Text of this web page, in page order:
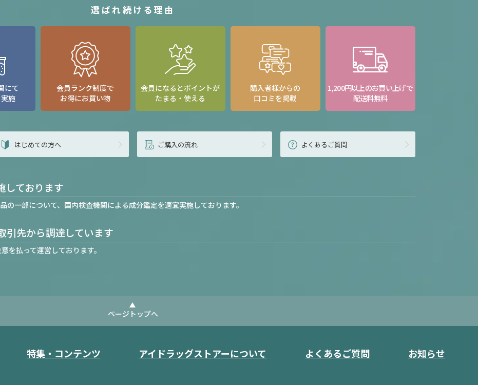
選ばれ続ける理由
にて
施
会員ランク制度で
お得にお買い物
会員になるとポイントが
たまる・使える
購入者様からの
口コミを掲載
1,200円以上のお買い上げで
配送料無料
はじめての方へ ご購入の流れ よくあるご質問
しております
の一部について、国内検査機関による成分鑑定を適宜実施しております。
引先から調達しています
を払って運営しております。
ページトップへ
特集・コンテンツ アイドラッグストアーについて よくあるご質問 お知らせ